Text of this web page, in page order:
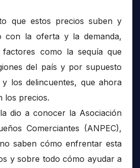
que estos precios suben y
con la oferta y la demanda,
como la sequía que
del país y por supuesto
los delincuentes, que ahora
los precios.
dio a conocer la Asociación
Comerciantes (ANPEC),
saben cómo enfrentar esta
y sobre todo cómo ayudar a